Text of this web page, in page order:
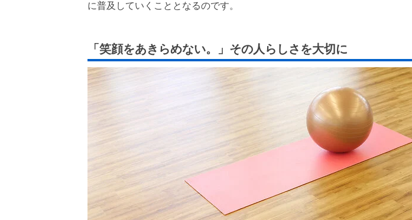
に普及していくこととなるのです。
「笑顔をあきらめない。」その人らしさを大切に